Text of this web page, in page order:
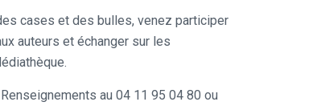
cases et des bulles, venez participer
auteurs et échanger sur les
au 04 11 95 04 80 ou